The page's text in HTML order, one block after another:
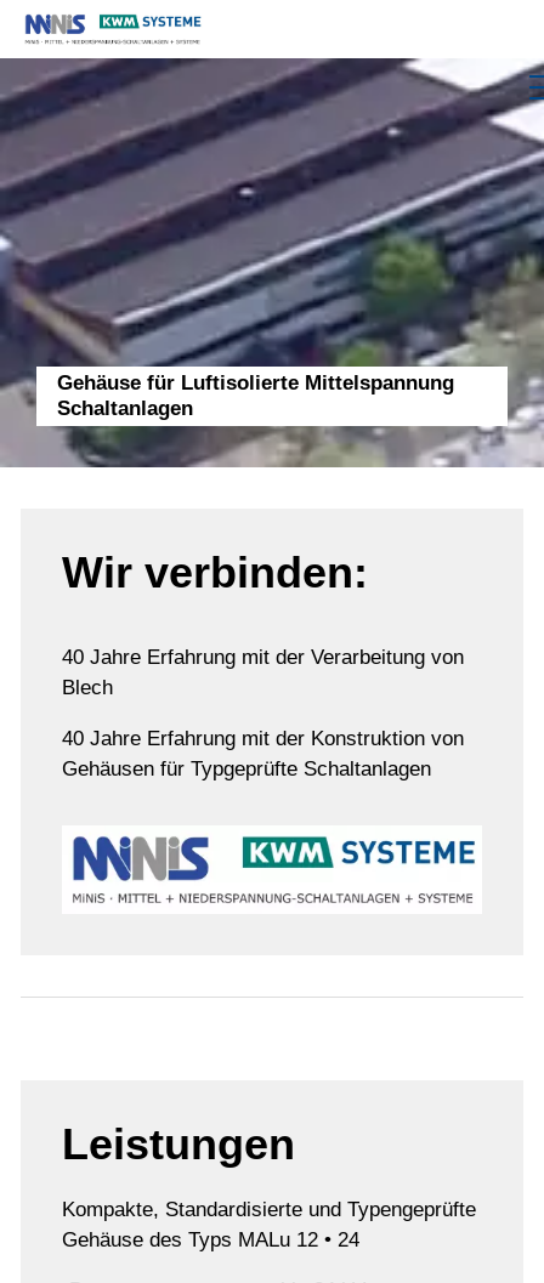
Home
Kontakt
Gehäuse für Luftisolierte Mittelspannung
Schaltanlagen
Wir verbinden:
40 Jahre Erfahrung mit der Verarbeitung von
Blech
40 Jahre Erfahrung mit der Konstruktion von
Gehäusen für Typgeprüfte Schaltanlagen
Leistungen
Kompakte, Standardisierte und Typengeprüfte
Gehäuse des Typs MALu 12 • 24